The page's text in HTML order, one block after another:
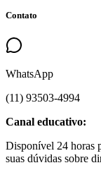
Contato
WhatsApp
(11) 93503-4994
Canal educativo:
Disponível 24 horas
suas dúvidas sobre